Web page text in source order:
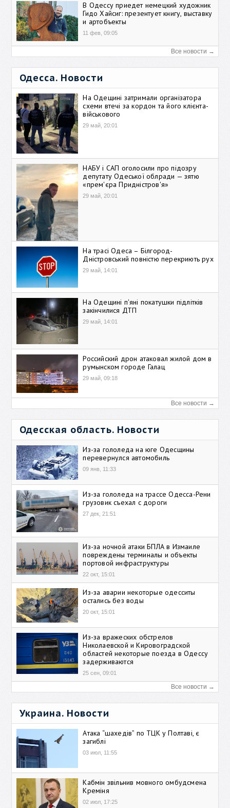
В Одессу приедет немецкий художник
Гидо Хайсиг: презентует книгу, выставку
и артобъекты
11 фев, 09:05
Все новости →
Одесса. Новости
На Одещині затримали організатора
схеми втечі за кордон та його клієнта-
військового
29 май, 20:01
НАБУ і САП оголосили про підозру
депутату Одеської облради — зятю
«прем'єра Придністров'я»
29 май, 20:01
На трасі Одеса – Білгород-
Дністровський повністю перекриють рух
29 май, 14:01
На Одещині п'яні покатушки підлітків
закінчилися ДТП
29 май, 14:01
Российский дрон атаковал жилой дом в
румынском городе Галац
29 май, 09:18
Все новости →
Одесская область. Новости
Из-за гололеда на юге Одесщины
перевернулся автомобиль
09 янв, 11:33
Из-за гололеда на трассе Одесса-Рени
грузовик съехал с дороги
27 дек, 21:51
Из-за ночной атаки БПЛА в Измаиле
повреждены терминалы и объекты
портовой инфраструктуры
22 окт, 15:01
Из-за аварии некоторые одесситы
остались без воды
20 окт, 15:01
Из-за вражеских обстрелов
Николаевской и Кировоградской
областей некоторые поезда в Одессу
задерживаются
25 сен, 09:01
Все новости →
Украина. Новости
Атака “шахедів” по ТЦК у Полтаві, є
загиблі
03 июл, 11:55
Кабмін звільнив мовного омбудсмена
Креміня
02 июл, 17:25